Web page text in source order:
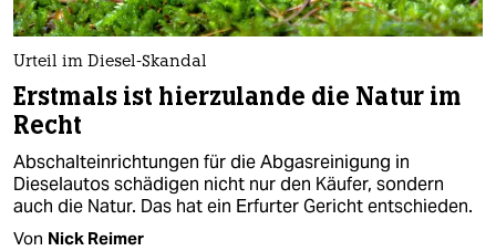
Urteil im Diesel-Skandal
Erstmals ist hierzulande die Natur im
Recht
Abschalteinrichtungen für die Abgasreinigung in
Dieselautos schädigen nicht nur den Käufer, sondern
auch die Natur. Das hat ein Erfurter Gericht entschieden.
Von Nick Reimer